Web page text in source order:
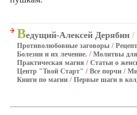
Ведущий-Алексей Дерябин /
Противолюбовные заговоры /
Болезни и их лечение. / Молитвы
Практическая магия / Статьи о
Центр "Твой Старт" / Все порчи /
Книги по магии / Первые шаги в